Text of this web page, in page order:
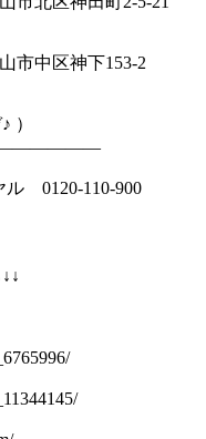
市中区神下153-2
）
ル 0120-110-900